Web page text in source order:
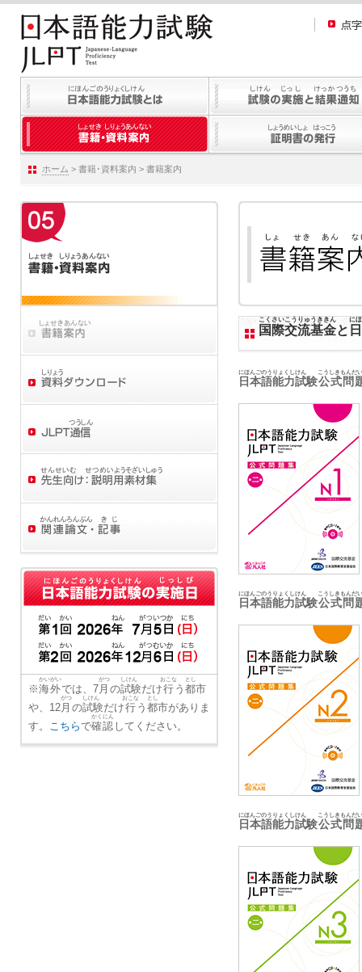
ホーム > 書籍･資料案内 > 書籍案内
国際交流基金
こくさいこうりゅうききん
と
に
日本語能力試験
にほんごのうりょくしけん
公式問
こうしきもんだ
日本語能力試験
にほんごのうりょくしけん
公式問
こうしきもんだ
日本語能力試験
にほんごのうりょくしけん
公式問
こうしきもんだ
※海外
かいがい
では、7月
がつ
の試験
しけん
だけ行
おこな
う 都市
とし
や、12月
がつ
の試験
しけん
だけ行
おこな
う 都市
とし
がありま
す。 こちら で確認
かくにん
してください。